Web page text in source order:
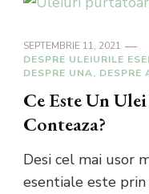
SEPTEMBRIE 11, 2021
DESPRE ULEIURILE
DESPRE UNA, DESPRE
Ce Este Un
Conteaza?
Desi cel mai usor
esentiale este